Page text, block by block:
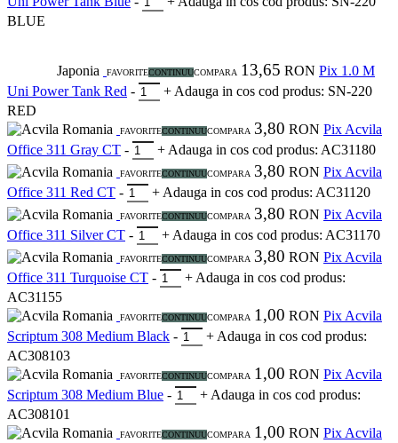
BLUE
Japonia FAVORITECONTINUUCOMPARA 13,65 RON Pix 1.0 M
Uni Power Tank Red - + Adauga in cos cod produs: SN-220
RED
Romania
FAVORITECONTINUUCOMPARA 3,80 RON Pix Acvila
Office 311 Gray CT - + Adauga in cos cod produs: AC31180
Romania
FAVORITECONTINUUCOMPARA 3,80 RON Pix Acvila
Office 311 Red CT - + Adauga in cos cod produs: AC31120
Romania
FAVORITECONTINUUCOMPARA 3,80 RON Pix Acvila
Office 311 Silver CT - + Adauga in cos cod produs: AC31170
Romania
FAVORITECONTINUUCOMPARA 3,80 RON Pix Acvila
Office 311 Turquoise CT - + Adauga in cos cod produs:
AC31155
Romania
FAVORITECONTINUUCOMPARA 1,00 RON Pix Acvila
Scriptum 308 Medium Black - + Adauga in cos cod produs:
AC308103
Romania
FAVORITECONTINUUCOMPARA 1,00 RON Pix Acvila
Scriptum 308 Medium Blue - + Adauga in cos cod produs:
AC308101
Romania
FAVORITECONTINUUCOMPARA 1,00 RON Pix Acvila